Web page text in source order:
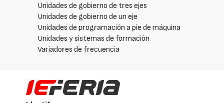
Unidades de gobierno de tres ejes
Unidades de gobierno de un eje
Unidades de programación a pie de máquina
Unidades y sistemas de formación
Variadores de frecuencia